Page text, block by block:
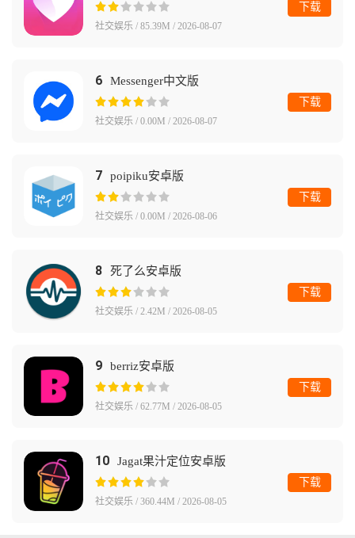
社交娱乐 / 85.39M / 2026-08-07
下载
6 Messenger中文版
社交娱乐 / 0.00M / 2026-08-07
下载
7 poipiku安卓版
社交娱乐 / 0.00M / 2026-08-06
下载
8 死了么安卓版
社交娱乐 / 2.42M / 2026-08-05
下载
9 berriz安卓版
社交娱乐 / 62.77M / 2026-08-05
下载
10 Jagat果汁定位安卓版
社交娱乐 / 360.44M / 2026-08-05
下载